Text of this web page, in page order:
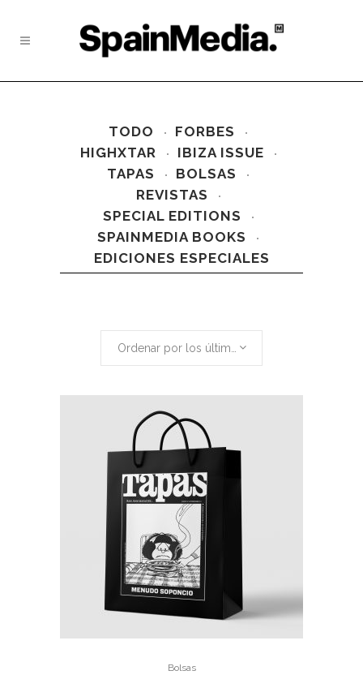
TODO
FORBES
HIGHXTAR
IBIZA ISSUE
TAPAS
BOLSAS
REVISTAS
SPECIAL EDITIONS
SPAINMEDIA BOOKS
EDICIONES ESPECIALES
Bolsas